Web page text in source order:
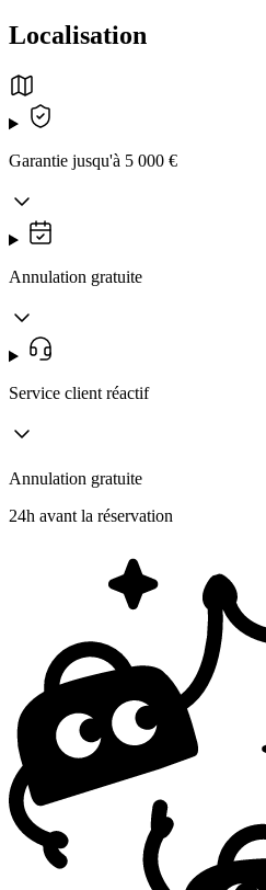
Localisation
Garantie jusqu'à 5 000 €
Annulation gratuite
Service client réactif
Annulation gratuite
24h avant la réservation